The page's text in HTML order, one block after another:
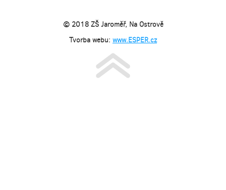
© 2018 ZŠ Jaroměř, Na Ostrově
Tvorba webu: www.ESPER.cz